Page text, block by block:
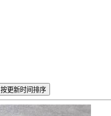
按更新时间排序